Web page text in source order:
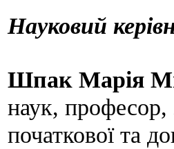
Науковий
Шпак Марія
наук, професор,
початкової та